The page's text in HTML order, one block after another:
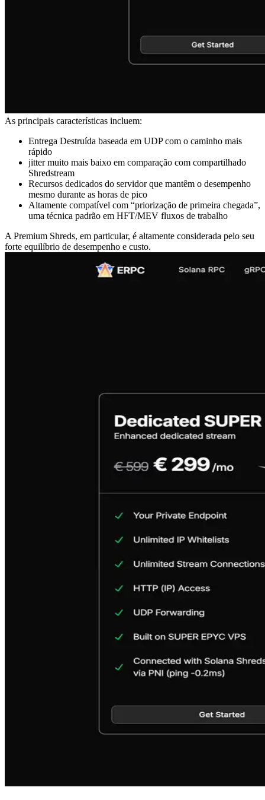
As principais características incluem:
Entrega Destruída baseada em UDP com o caminho mais
rápido
jitter muito mais baixo em comparação com compartilhado
Shredstream
Recursos dedicados do servidor que mantêm o desempenho
mesmo durante as horas de pico
Altamente compatível com “priorização de primeira chegada”,
uma técnica padrão em HFT/MEV fluxos de trabalho
A Premium Shreds, em particular, é altamente considerada pelo seu
forte equilíbrio de desempenho e custo.